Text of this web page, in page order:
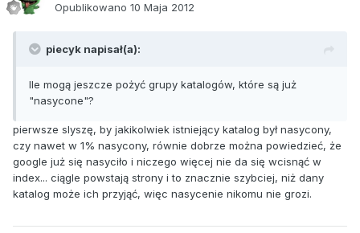
Opublikowano 10 Maja 2012
piecyk napisał(a):
Ile mogą jeszcze pożyć grupy katalogów, które są już
"nasycone"?
pierwsze slyszę, by jakikolwiek istniejący katalog był nasycony,
czy nawet w 1% nasycony, równie dobrze można powiedzieć, że
google już się nasyciło i niczego więcej nie da się wcisnąć w
index... ciągle powstają strony i to znacznie szybciej, niż dany
katalog może ich przyjąć, więc nasycenie nikomu nie grozi.